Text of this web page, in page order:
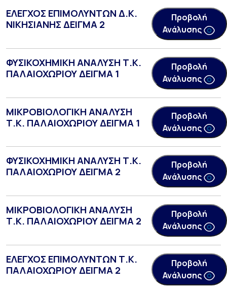
ΕΛΕΓΧΟΣ ΕΠΙΜΟΛΥΝΤΩΝ Δ.Κ.
ΝΙΚΗΣΙΑΝΗΣ ΔΕΙΓΜΑ 2
Προβολή
Ανάλυσης
ΦΥΣΙΚΟΧΗΜΙΚΗ ΑΝΑΛΥΣΗ Τ.Κ.
ΠΑΛΑΙΟΧΩΡΙΟΥ ΔΕΙΓΜΑ 1
Προβολή
Ανάλυσης
ΜΙΚΡΟΒΙΟΛΟΓΙΚΗ ΑΝΑΛΥΣΗ
Τ.Κ. ΠΑΛΑΙΟΧΩΡΙΟΥ ΔΕΙΓΜΑ 1
Προβολή
Ανάλυσης
ΦΥΣΙΚΟΧΗΜΙΚΗ ΑΝΑΛΥΣΗ Τ.Κ.
ΠΑΛΑΙΟΧΩΡΙΟΥ ΔΕΙΓΜΑ 2
Προβολή
Ανάλυσης
ΜΙΚΡΟΒΙΟΛΟΓΙΚΗ ΑΝΑΛΥΣΗ
Τ.Κ. ΠΑΛΑΙΟΧΩΡΙΟΥ ΔΕΙΓΜΑ 2
Προβολή
Ανάλυσης
ΕΛΕΓΧΟΣ ΕΠΙΜΟΛΥΝΤΩΝ Τ.Κ.
ΠΑΛΑΙΟΧΩΡΙΟΥ ΔΕΙΓΜΑ 2
Προβολή
Ανάλυσης